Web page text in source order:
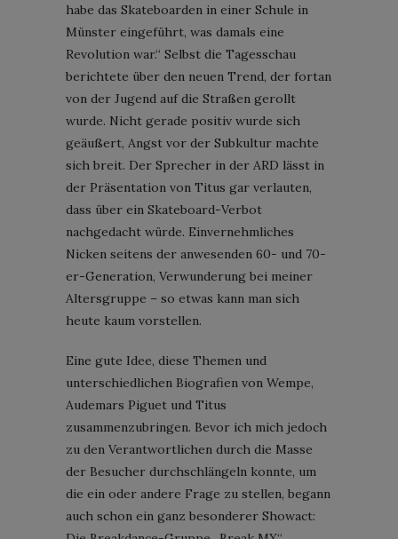
habe das Skateboarden in einer Schule in
Münster eingeführt, was damals eine
Revolution war.“ Selbst die Tagesschau
berichtete über den neuen Trend, der fortan
von der Jugend auf die Straßen gerollt
wurde. Nicht gerade positiv wurde sich
geäußert, Angst vor der Subkultur machte
sich breit. Der Sprecher in der ARD lässt in
der Präsentation von Titus gar verlauten,
dass über ein Skateboard-Verbot
nachgedacht würde. Einvernehmliches
Nicken seitens der anwesenden 60- und 70-
er-Generation, Verwunderung bei meiner
Altersgruppe – so etwas kann man sich
heute kaum vorstellen.
Eine gute Idee, diese Themen und
unterschiedlichen Biografien von Wempe,
Audemars Piguet und Titus
zusammenzubringen. Bevor ich mich jedoch
zu den Verantwortlichen durch die Masse
der Besucher durchschlängeln konnte, um
die ein oder andere Frage zu stellen, begann
auch schon ein ganz besonderer Showact: